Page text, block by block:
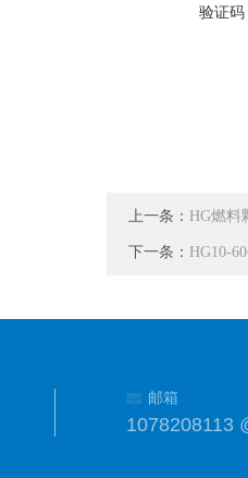
验证码
上一条： HG燃料
下一条： HG10-
邮箱
1078208113